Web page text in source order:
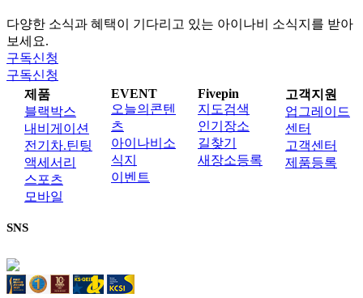
다양한 소식과 혜택이 기다리고 있는 아이나비 소식지를 받아
보세요.
구독신청
구독신청
제품
블랙박스
내비게이션
전기차.틴팅
액세서리
스포츠
모바일
EVENT
오늘의콘텐
츠
아이나비소
식지
이벤트
Fivepin
지도검색
인기장소
길찾기
새장소등록
고객지원
업그레이드
센터
고객센터
제품등록
SNS